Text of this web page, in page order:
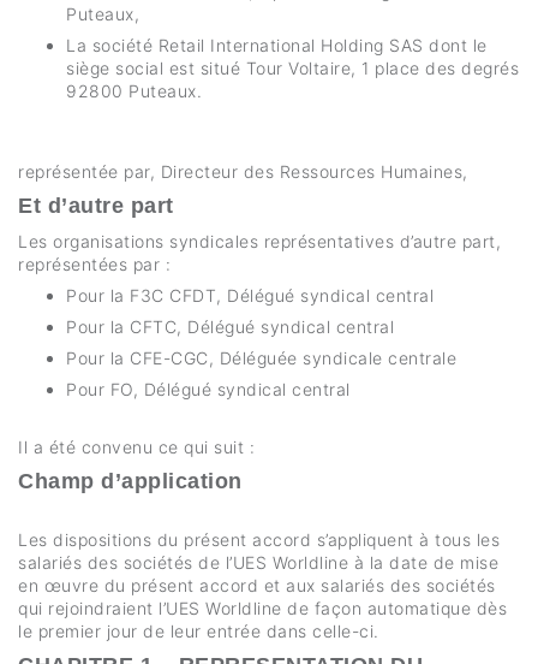
Puteaux,
La société Retail International Holding SAS dont le
siège social est situé Tour Voltaire, 1 place des degrés
92800 Puteaux.
représentée par, Directeur des Ressources Humaines,
Et d’autre part
Les organisations syndicales représentatives d’autre part,
représentées par :
Pour la F3C CFDT, Délégué syndical central
Pour la CFTC, Délégué syndical central
Pour la CFE-CGC, Déléguée syndicale centrale
Pour FO, Délégué syndical central
Il a été convenu ce qui suit :
Champ d’application
Les dispositions du présent accord s’appliquent à tous les
salariés des sociétés de l’UES Worldline à la date de mise
en œuvre du présent accord et aux salariés des sociétés
qui rejoindraient l’UES Worldline de façon automatique dès
le premier jour de leur entrée dans celle-ci.